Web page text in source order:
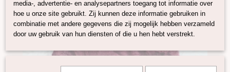
media-, advertentie- en analysepartners toegang tot informatie over
hoe u onze site gebruikt. Zij kunnen deze informatie gebruiken in
combinatie met andere gegevens die zij mogelijk hebben verzameld
door uw gebruik van hun diensten of die u hen hebt verstrekt.